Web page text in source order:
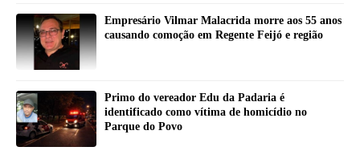
Empresário Vilmar Malacrida morre aos 55 anos
causando comoção em Regente Feijó e região
Primo do vereador Edu da Padaria é
identificado como vítima de homicídio no
Parque do Povo